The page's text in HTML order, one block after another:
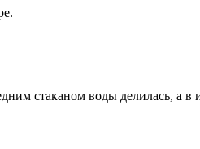
стаканом воды делилась, а в